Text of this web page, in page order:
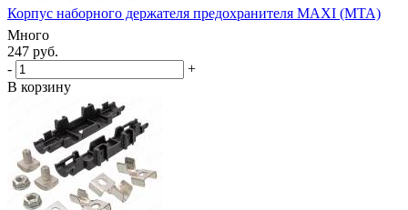
Корпус наборного держателя предохранителя MAXI (MTA)
Много
247 руб.
-
+
В корзину